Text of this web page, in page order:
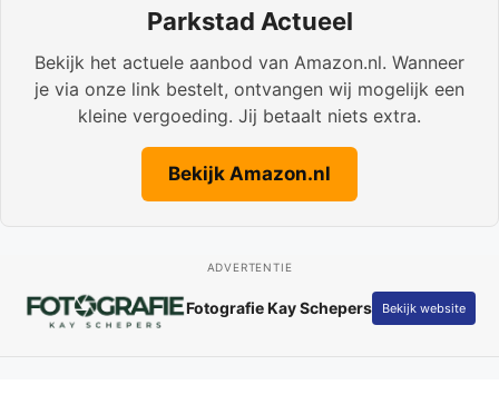
Parkstad Actueel
Bekijk het actuele aanbod van Amazon.nl. Wanneer
je via onze link bestelt, ontvangen wij mogelijk een
kleine vergoeding. Jij betaalt niets extra.
Bekijk Amazon.nl
ADVERTENTIE
Only by Kamilla Bekijk website